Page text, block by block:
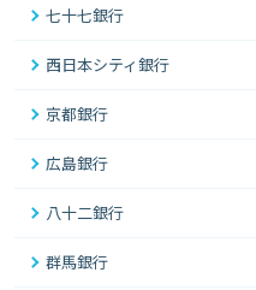
七十七銀行
西日本シティ銀行
京都銀行
広島銀行
八十二銀行
群馬銀行